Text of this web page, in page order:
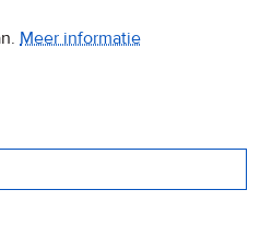
Meer informatie